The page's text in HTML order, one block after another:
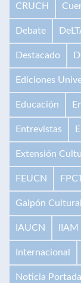
CRUCH
Debate
Destacado
Ediciones
Educación
Entrevistas
Extensión
FEUCN
Galpón Cultural
IAUCN IIAM
Internacional
Noticia Portada